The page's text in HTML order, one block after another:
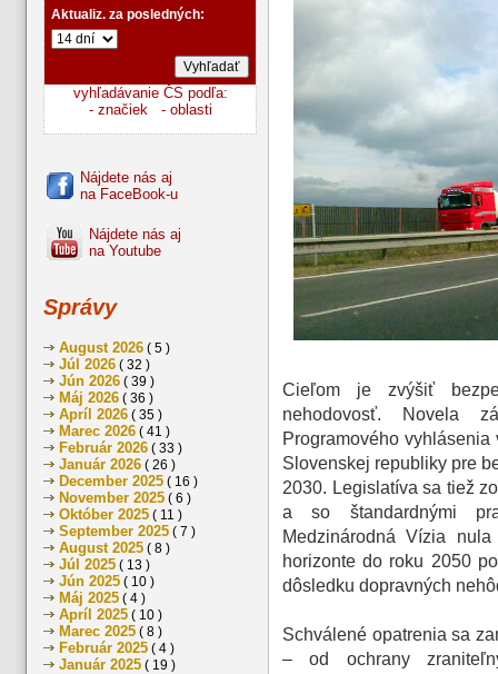
Aktualiz. za posledných:
vyhľadávanie ČS podľa:
- značiek
- oblasti
Nájdete nás aj
na FaceBook-u
Nájdete nás aj
na Youtube
Správy
August 2026 ( 5 )
Júl 2026 ( 32 )
Jún 2026 ( 39 )
Máj 2026 ( 36 )
Apríl 2026 ( 35 )
Marec 2026 ( 41 )
Február 2026 ( 33 )
Január 2026 ( 26 )
December 2025 ( 16 )
November 2025 ( 6 )
Október 2025 ( 11 )
September 2025 ( 7 )
August 2025 ( 8 )
Júl 2025 ( 13 )
Jún 2025 ( 10 )
Máj 2025 ( 4 )
Apríl 2025 ( 10 )
Marec 2025 ( 8 )
Február 2025 ( 4 )
Január 2025 ( 19 )
Cieľom je zvýšiť
nehodovosť. Novela
Programového
Slovenskej republiky pre
2030. Legislatíva sa tiež
a so štandardnými
Medzinárodná Vízia
horizonte do roku 2050
dôsledku dopravných
Schválené opatrenia sa
– od ochrany